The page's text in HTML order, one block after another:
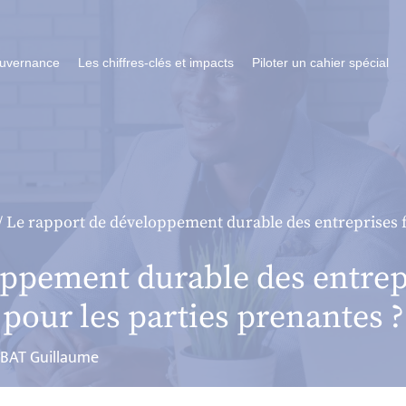
Les chiffres-clés et impacts Piloter un cahier spécial
rapport de développement durable des entreprises
durable des
les parties prenantes ?
Guillaume